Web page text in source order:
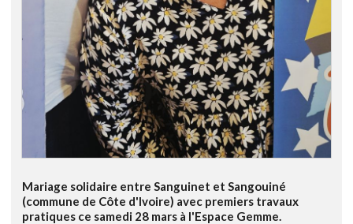
Mariage solidaire entre Sanguinet et Sangouiné
(commune de Côte d'Ivoire) avec premiers travaux
pratiques ce samedi 28 mars à l'Espace Gemme.